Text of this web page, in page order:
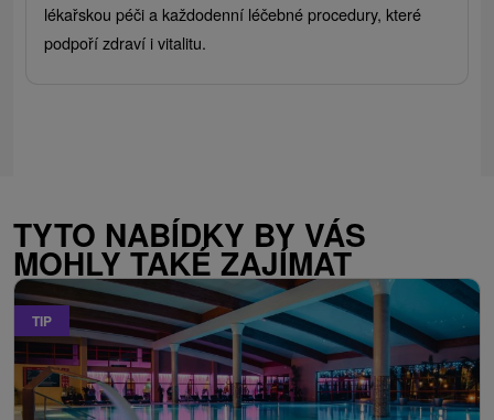
lékařskou péči a každodenní léčebné procedury, které
podpoří zdraví i vitalitu.
TYTO NABÍDKY BY VÁS
MOHLY TAKÉ ZAJÍMAT
TIP